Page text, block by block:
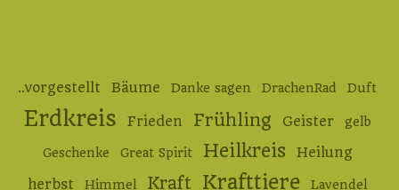
..vorgestellt Bäume Danke sagen DrachenRad Duft
Erdkreis Frieden Frühling Geister gelb
Geschenke Great Spirit Heilkreis
Heilung
herbst
Himmel Kraft Krafttiere Lavendel